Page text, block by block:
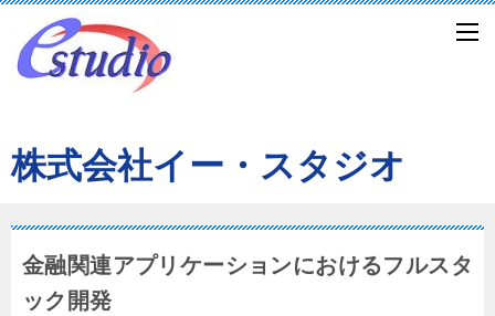
株式会社イー・スタジオ
金融関連アプリケーションにおけるフルスタ
ック開発